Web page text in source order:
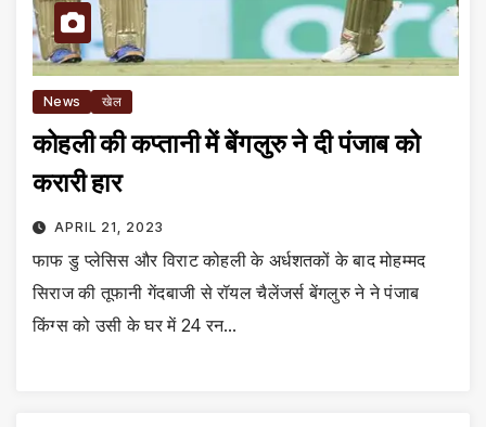
News खेल
कोहली की कप्तानी में बेंगलुरु ने दी पंजाब को
करारी हार
APRIL 21, 2023
फाफ डु प्लेसिस और विराट कोहली के अर्धशतकों के बाद मोहम्मद
सिराज की तूफानी गेंदबाजी से रॉयल चैलेंजर्स बेंगलुरु ने ने पंजाब
किंग्स को उसी के घर में 24 रन…